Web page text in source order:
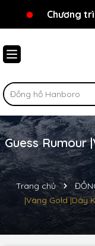
Chào
Chương
Guess Rumour
Trang chủ
|Vàng Gold |Dây